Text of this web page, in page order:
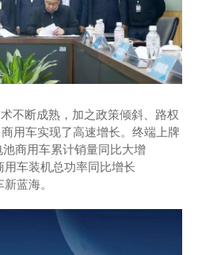
不断成熟，加之政策倾斜、路权
用车实现了高速增长。终端上牌
池商用车累计销量同比大增
用车装机总功率同比增长
蓝海。